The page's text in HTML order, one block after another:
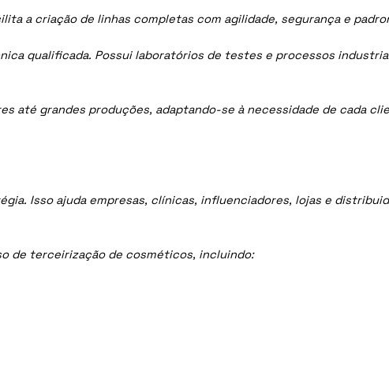
a criação de linhas completas com agilidade, segurança e
qualificada. Possui laboratórios de testes e processos
até grandes produções, adaptando-se à necessidade de cada
Isso ajuda empresas, clínicas, influenciadores, lojas e
de terceirização de cosméticos, incluindo: